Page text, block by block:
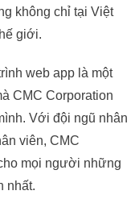
không chỉ tại Việt
giới.
web app là một
CMC Corporation
Với đội ngũ nhân
viên, CMC
mọi người những
nhất.